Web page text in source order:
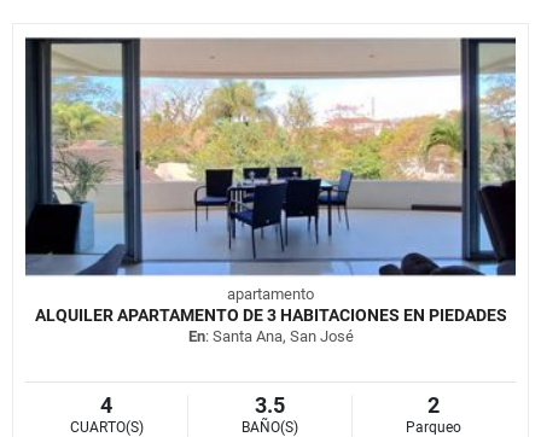
apartamento
ALQUILER APARTAMENTO DE 3 HABITACIONES EN PIEDADES
En: Santa Ana, San José
4
CUARTO(S)
3.5
BAÑO(S)
2
Parqueo